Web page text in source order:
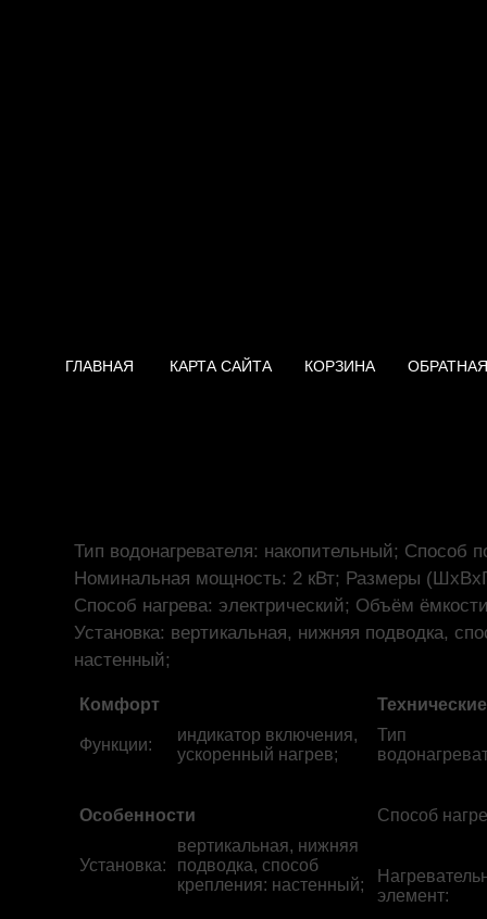
ГЛАВНАЯ КАРТА САЙТА КОРЗИНА
Тип водонагревателя: накопительный; Способ
Номинальная мощность: 2 кВт; Размеры
Способ нагрева: электрический; Объём
Установка: вертикальная, нижняя подводка,
настенный;
Комфорт
Функции:
индикатор включения,
ускоренный нагрев;
Особенности
Установка:
вертикальная, нижняя
подводка, способ
крепления: настенный;
Тип
Способ
элемент: